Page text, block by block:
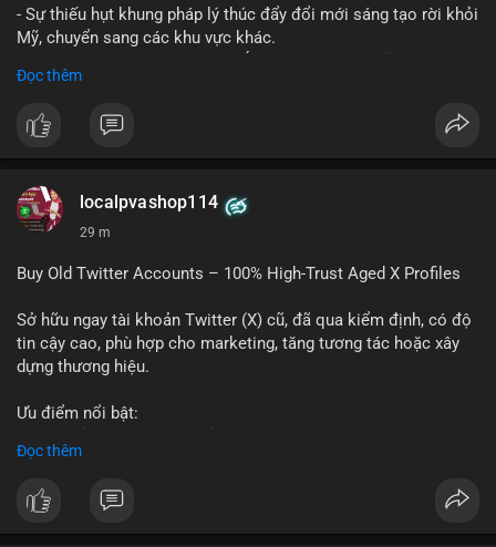
- Sự thiếu hụt khung pháp lý thúc đẩy đổi mới sáng tạo rời khỏi
Mỹ, chuyển sang các khu vực khác.
trường khi Mỹ còn đang lúng túng về luật pháp.
#binancesquare #blockchain
#vlikevn #titanbot
📰 Nguồn: Cointelegraph
Đọc thêm
localpvashop114
29 m
Buy Old Twitter Accounts – 100% High-Trust Aged X Profiles
Sở hữu ngay tài khoản Twitter (X) cũ, đã qua kiểm định, có độ
tin cậy cao, phù hợp cho marketing, tăng tương tác hoặc xây
dựng thương hiệu.
Ưu điểm nổi bật:
- Hồ sơ hoàn chỉnh, giảm nguy cơ bị khóa
Liên hệ ngay để được tư vấn:
Đọc thêm